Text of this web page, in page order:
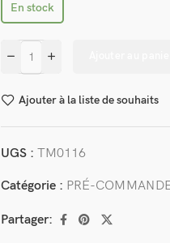
En stock
Ajouter à la liste de souhaits
UGS : TM0116
Catégorie : PRÉ-
Partager: